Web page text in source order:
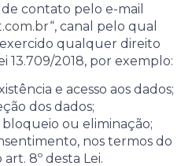
contato pelo e-mail
“, canal pelo qual
qualquer direito
13.709/2018, por exemplo:
e acesso aos dados;
dos dados;
bloqueio ou eliminação;
nos termos do
art. 8º desta Lei.